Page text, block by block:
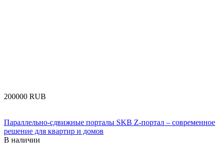
‍200000‍ RUB
Параллельно-сдвижные порталы SKB Z-портал – современное
решение для квартир и домов
В наличии